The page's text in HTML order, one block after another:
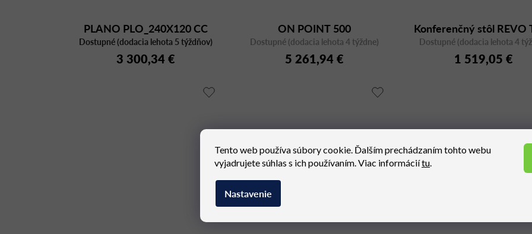
Tento web používa súbory cookie. Ďalším prechádzaním tohto webu
vyjadrujete súhlas s ich používaním. Viac informáciítu.
Nastavenie
PLANO PLO_240X120 CC
AC/CFC BI
Dostupné (dodacia lehota 5 týždňov)
3 300,34 €
ON POINT 500
Dostupné (dodacia lehota 4 týždne)
5 261,94 €
Konferenčný stôl REVO
Dostupné (dodacia lehota 4
1 519,05 €